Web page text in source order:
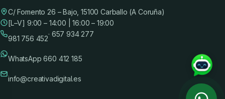
C/ Fomento 26 – Bajo, 15100 Carballo (A Coruña)
[L–V] 9:00 – 14:00 | 16:00 – 19:00
981 756 452
· 657 934 277
WhatsApp 660 412 185
info@creativadigital.es